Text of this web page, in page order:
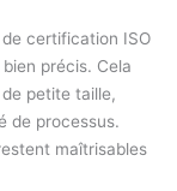
certification ISO
précis. Cela
petite taille,
de processus.
maîtrisables